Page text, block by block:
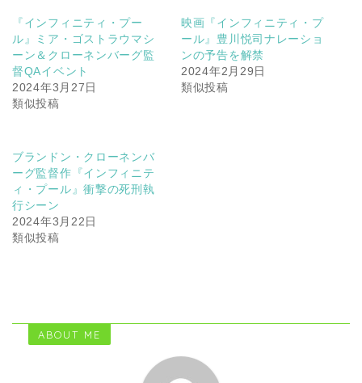
『インフィニティ・プー
ル』ミア・ゴストラウマシ
ーン＆クローネンバーグ監
督QAイベント
2024年3月27日
類似投稿
映画『インフィニティ・プ
ール』豊川悦司ナレーショ
ンの予告を解禁
2024年2月29日
類似投稿
ブランドン・クローネンバ
ーグ監督作『インフィニテ
ィ・プール』衝撃の死刑執
行シーン
2024年3月22日
類似投稿
ABOUT ME